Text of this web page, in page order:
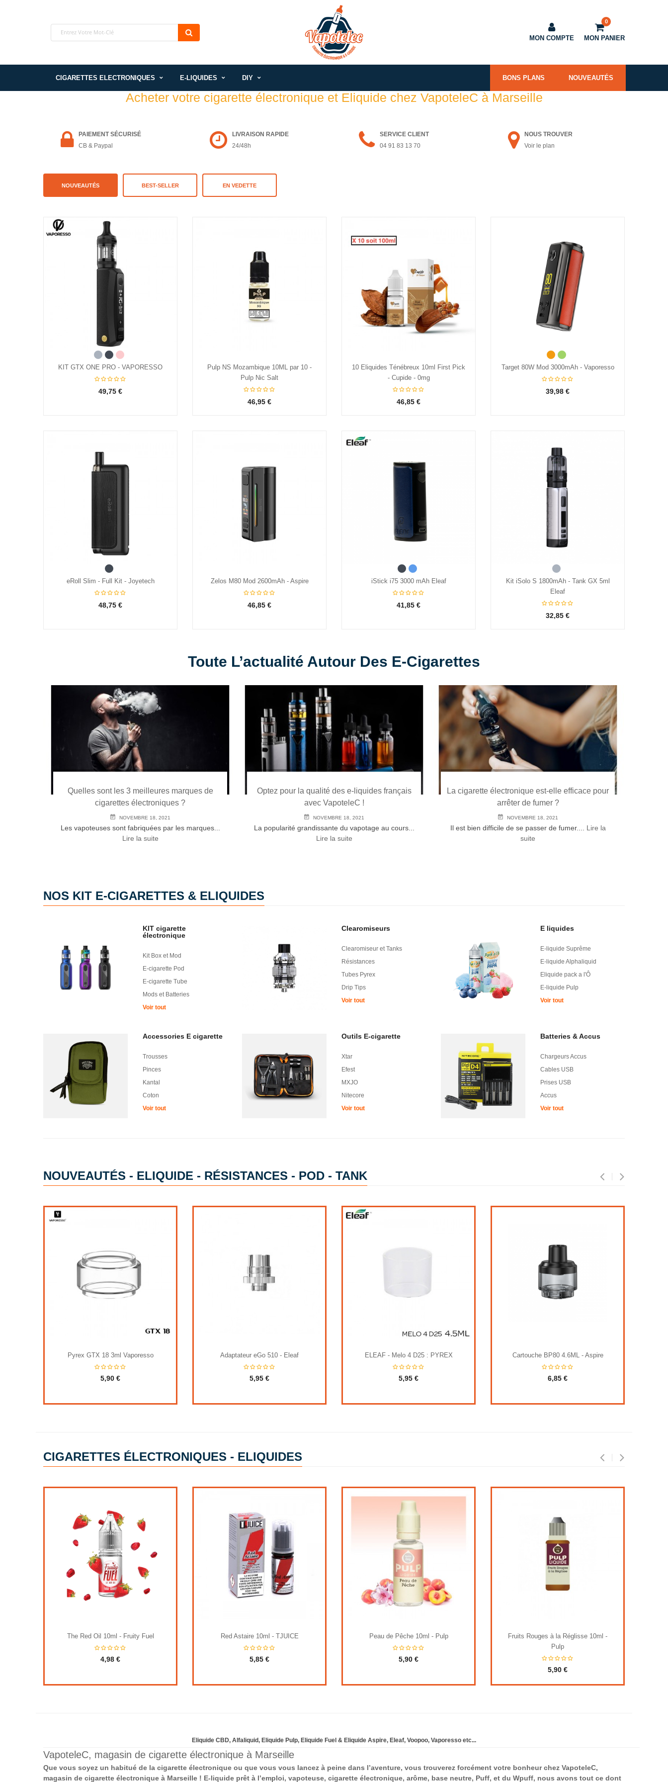
MON COMPTE
0
MON PANIER
CIGARETTES ELECTRONIQUES E-LIQUIDES DIY NOUVEAUTÉS
BONS PLANS
Acheter votre cigarette électronique et Eliquide chez VapoteleC à Marseille
PAIEMENT SÉCURISÉ
CB & Paypal
LIVRAISON RAPIDE
24/48h
SERVICE CLIENT
04 91 83 13 70
NOUS TROUVER
Voir le plan
NOUVEAUTÉS BEST-SELLER EN VEDETTE
AcierNoir Rose
KIT GTX ONE PRO - VAPORESSO
49,75 €
Noir
eRoll Slim - Full Kit - Joyetech
48,75 €
Pulp NS Mozambique 10ML par 10 -
Pulp Nic Salt
46,95 €
Zelos M80 Mod 2600mAh - Aspire
46,85 €
10 Eliquides Ténébreux 10ml First Pick
- Cupide - 0mg
46,85 €
Noir Bleu
iStick i75 3000 mAh Eleaf
41,85 €
Orange
Vert
Target 80W Mod 3000mAh - Vaporesso
39,98 €
Acier
Kit iSolo S 1800mAh - Tank GX 5ml
Eleaf
32,85 €
Toute L’actualité Autour Des E-Cigarettes
Quelles sont les 3 meilleures marques de
cigarettes électroniques ?
NOVEMBRE 18, 2021
Les vapoteuses sont fabriquées par les marques...
Lire la suite
Optez pour la qualité des e-liquides français
avec VapoteleC !
NOVEMBRE 18, 2021
La popularité grandissante du vapotage au cours...
Lire la suite
La cigarette électronique est-elle efficace pour
arrêter de fumer ?
NOVEMBRE 18, 2021
Il est bien difficile de se passer de fumer.... Lire la
suite
NOS KIT E-CIGARETTES & ELIQUIDES
KIT cigarette
électronique
Kit Box et Mod
E-cigarette Pod
E-cigarette Tube
Mods et Batteries
Voir tout
Clearomiseurs
Clearomiseur et Tanks
Résistances
Tubes Pyrex
Drip Tips
Voir tout
E liquides
E-liquide Suprême
E-liquide Alphaliquid
Eliquide pack a l'Ô
E-liquide Pulp
Voir tout
Accessories E cigarette
Trousses
Pinces
Kantal
Coton
Voir tout
Outils E-cigarette
Xtar
Efest
MXJO
Nitecore
Voir tout
Batteries & Accus
Chargeurs Accus
Cables USB
Prises USB
Accus
Voir tout
NOUVEAUTÉS - ELIQUIDE - RÉSISTANCES - POD - TANK
Pyrex GTX 18 3ml Vaporesso
5,90 €
Adaptateur eGo 510 - Eleaf
5,95 €
ELEAF - Melo 4 D25 : PYREX
5,95 €
Cartouche BP80 4.6ML - Aspire
6,85 €
CIGARETTES ÉLECTRONIQUES - ELIQUIDES
The Red Oil 10ml - Fruity Fuel
4,98 €
Red Astaire 10ml - TJUICE
5,85 €
Peau de Pêche 10ml - Pulp
5,90 €
Fruits Rouges à la Réglisse 10ml -
Pulp
5,90 €
Eliquide CBD, Alfaliquid, Eliquide Pulp, Eliquide Fuel & Eliquide Aspire, Eleaf, Voopoo, Vaporesso etc...
VapoteleC, magasin de cigarette électronique à Marseille
Que vous soyez un habitué de la cigarette électronique ou que vous vous lancez à peine dans l’aventure, vous trouverez forcément votre bonheur chez VapoteleC,
magasin de cigarette électronique à Marseille ! E-liquide prêt à l’emploi, vapoteuse, cigarette électronique, arôme, base neutre, Puff, et du Wpuff, nous avons tout ce dont